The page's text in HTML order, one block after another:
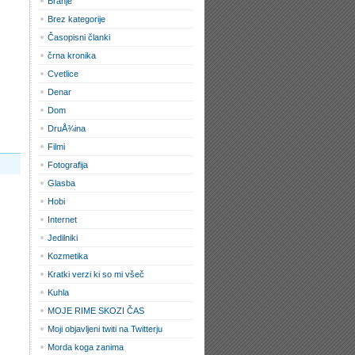
Brez kategorije
Časopisni članki
črna kronika
Cvetlice
Denar
Dom
DruÅ¾ina
Filmi
Fotografija
Glasba
Hobi
Internet
Jedilniki
Kozmetika
Kratki verzi ki so mi všeč
Kuhla
MOJE RIME SKOZI ČAS
Moji objavljeni twiti na Twitterju
Morda koga zanima